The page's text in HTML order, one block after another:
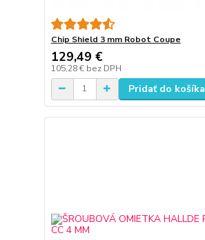
Chip Shield 3 mm Robot Coupe
129,49 €
105,28 € bez DPH
Pridať do košíka